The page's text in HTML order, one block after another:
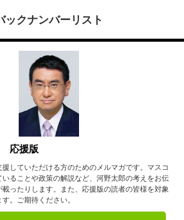
ックナンバーリスト
応援版
していただける方のためのメルマガです。マスコ
いることや政策の解説など、河野太郎の考えをお伝
ったりします。また、応援版の読者の皆様を対象
。ご期待ください。